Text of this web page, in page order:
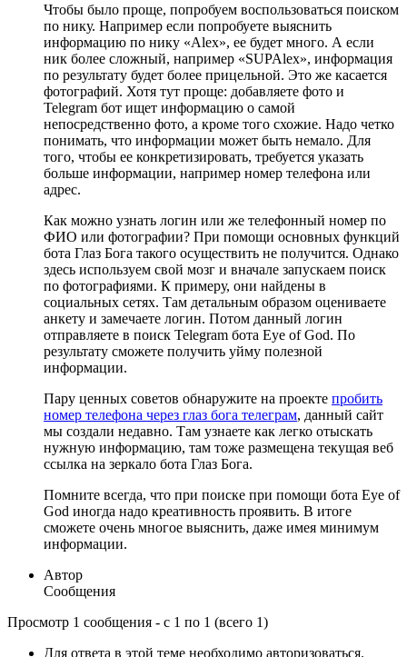
Чтобы было проще, попробуем воспользоваться поиском
по нику. Например если попробуете выяснить
информацию по нику «Alex», ее будет много. А если
ник более сложный, например «SUPAlex», информация
по результату будет более прицельной. Это же касается
фотографий. Хотя тут проще: добавляете фото и
Telegram бот ищет информацию о самой
непосредственно фото, а кроме того схожие. Надо четко
понимать, что информации может быть немало. Для
того, чтобы ее конкретизировать, требуется указать
больше информации, например номер телефона или
адрес.
Как можно узнать логин или же телефонный номер по
ФИО или фотографии? При помощи основных функций
бота Глаз Бога такого осуществить не получится. Однако
здесь используем свой мозг и вначале запускаем поиск
по фотографиями. К примеру, они найдены в
социальных сетях. Там детальным образом оцениваете
анкету и замечаете логин. Потом данный логин
отправляете в поиск Telegram бота Eye of God. По
результату сможете получить уйму полезной
информации.
Пару ценных советов обнаружите на проекте пробить
номер телефона через глаз бога телеграм, данный сайт
мы создали недавно. Там узнаете как легко отыскать
нужную информацию, там тоже размещена текущая веб
ссылка на зеркало бота Глаз Бога.
Помните всегда, что при поиске при помощи бота Eye of
God иногда надо креативность проявить. В итоге
сможете очень многое выяснить, даже имея минимум
информации.
Автор
Сообщения
Просмотр 1 сообщения - с 1 по 1 (всего 1)
Для ответа в этой теме необходимо авторизоваться.